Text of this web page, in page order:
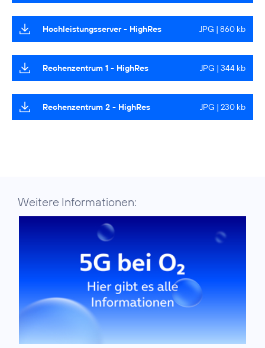
Hochleistungsserver - HighRes JPG | 860 kb
Rechenzentrum 1 - HighRes JPG | 344 kb
Rechenzentrum 2 - HighRes JPG | 230 kb
Weitere Informationen: